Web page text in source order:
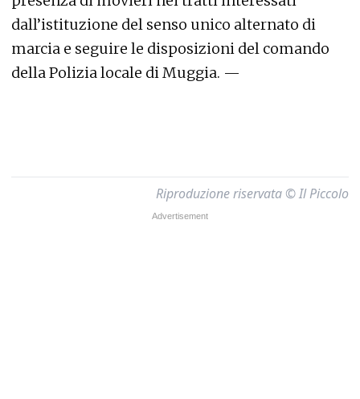
dall’istituzione del senso unico alternato di
marcia e seguire le disposizioni del comando
della Polizia locale di Muggia. —
Riproduzione riservata © Il Piccolo